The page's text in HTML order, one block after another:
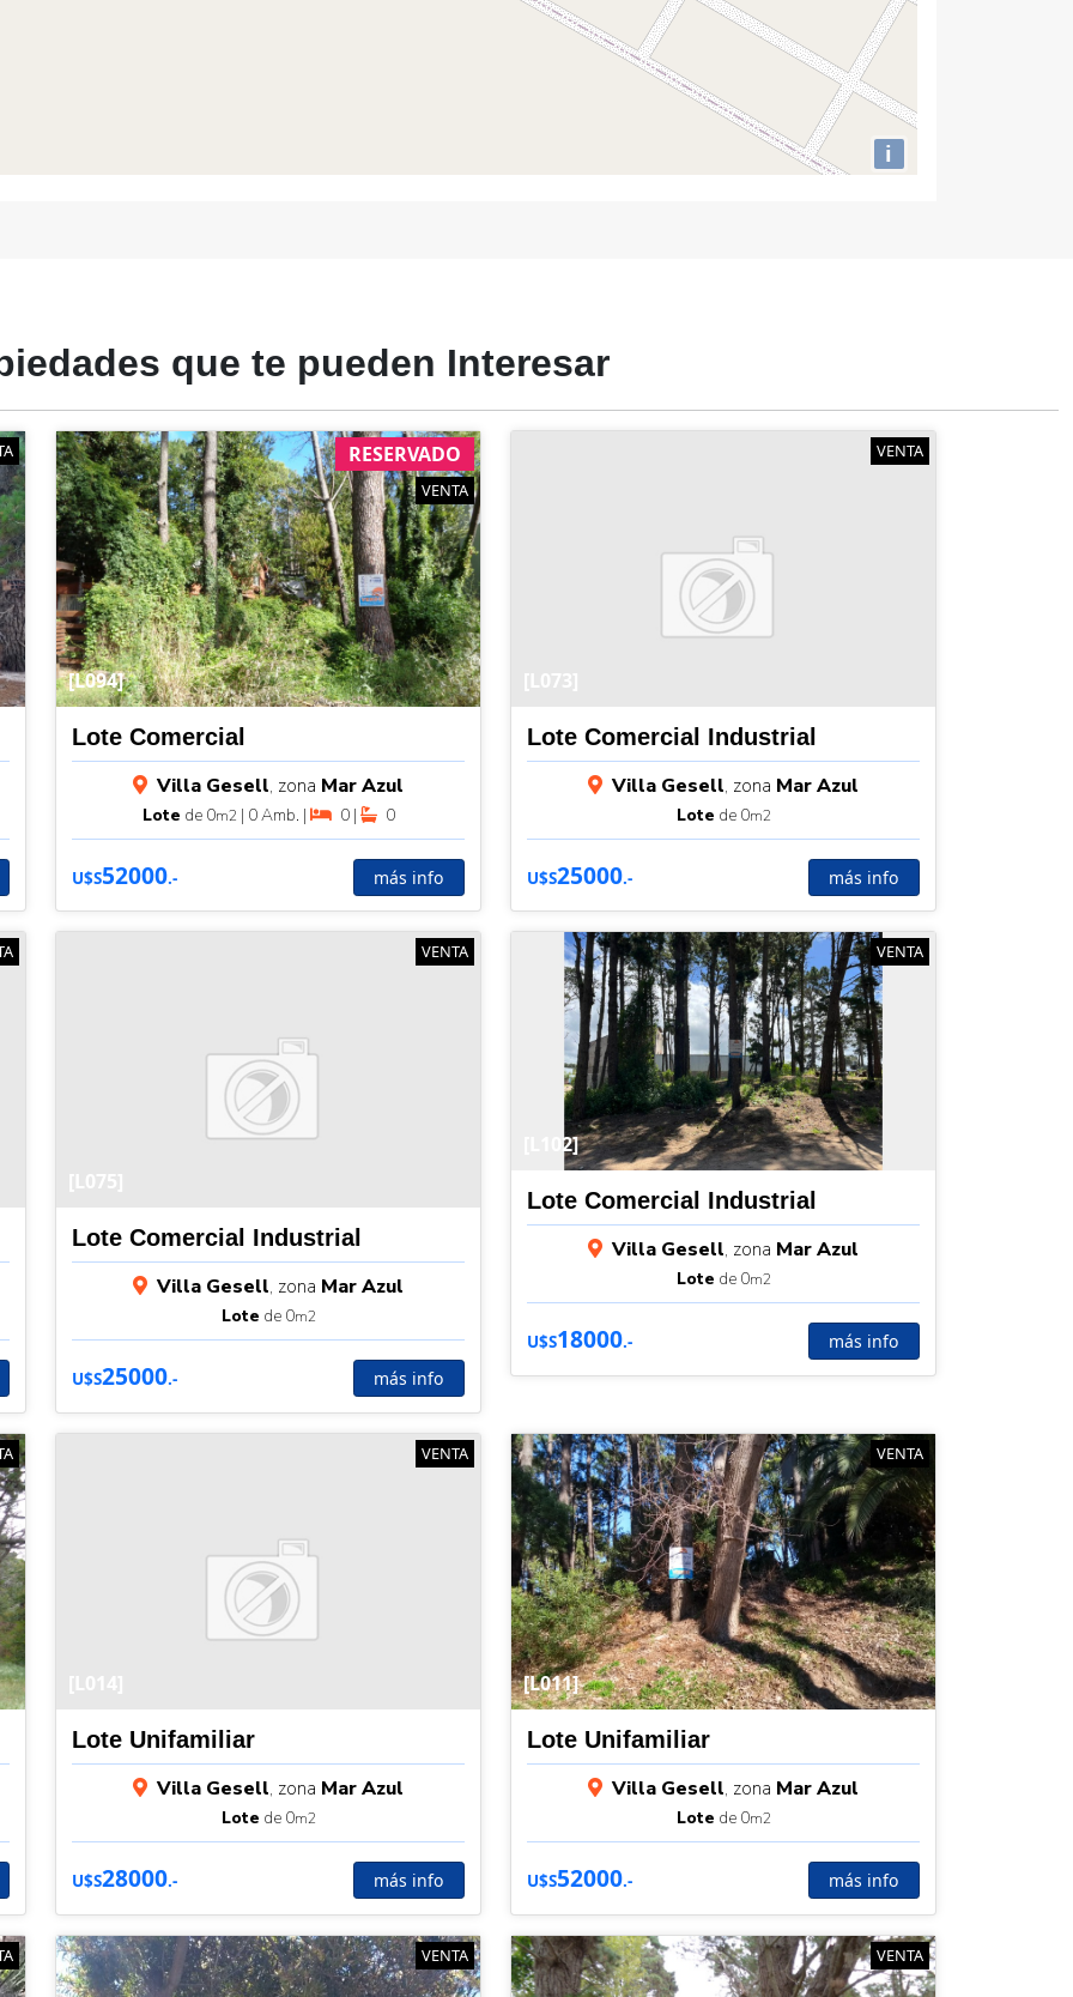
i
que te pueden Interesar
[L094]
RESERVADO
VENTA
Lote Comercial
Villa Gesell, zona Mar Azul
Lote de 0m2 | 0 Amb. | 0 | 0
U$S52000.- más info
VENTA
Lote Comercial Industrial
Villa Gesell, zona Mar Azul
Lote de 0m2
U$S25000.- más info
VENTA
Lote Comercial Industrial
Villa Gesell, zona Mar Azul
Lote de 0m2
U$S25000.- más info
[L102]
VENTA
Lote Comercial Industrial
Villa Gesell, zona Mar Azul
Lote de 0m2
U$S18000.- más info
VENTA
Lote Unifamiliar
Villa Gesell, zona Mar Azul
Lote de 0m2
U$S28000.- más info
[L011]
VENTA
Lote Unifamiliar
Villa Gesell, zona Mar Azul
Lote de 0m2
U$S52000.- más info
VENTA VENTA